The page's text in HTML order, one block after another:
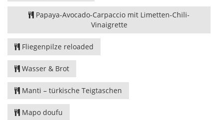
Papaya-Avocado-Carpaccio mit Limetten-Chili-
Vinaigrette
Fliegenpilze reloaded
Wasser & Brot
Manti – türkische Teigtaschen
Mapo doufu